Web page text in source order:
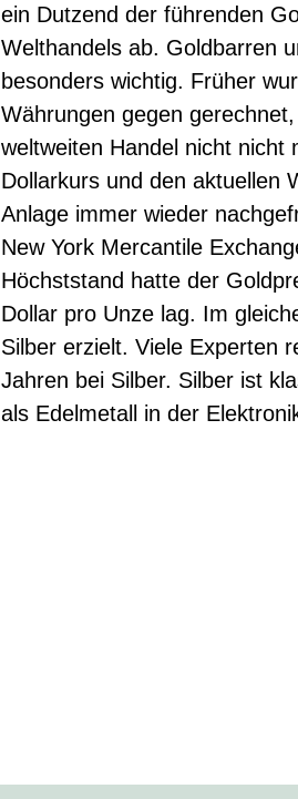
ein Dutzend der führenden
Welthandels ab. Goldbarren
besonders wichtig. Früher
Währungen gegen
weltweiten Handel nicht nicht
Dollarkurs und den aktuellen
Anlage immer wieder
New York Mercantile
Höchststand hatte der
Dollar pro Unze lag. Im
Silber erzielt. Viele Experten
Jahren bei Silber. Silber ist
als Edelmetall in der